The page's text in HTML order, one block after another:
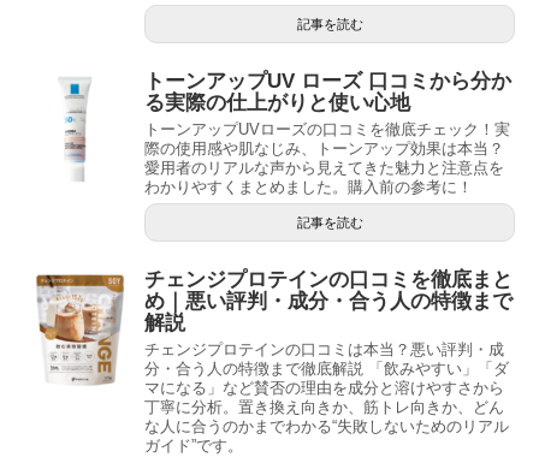
記事を読む
トーンアップUV ローズ 口コミから分か
る実際の仕上がりと使い心地
トーンアップUVローズの口コミを徹底チェック！実
際の使用感や肌なじみ、トーンアップ効果は本当？
愛用者のリアルな声から見えてきた魅力と注意点を
わかりやすくまとめました。購入前の参考に！
記事を読む
チェンジプロテインの口コミを徹底まと
め｜悪い評判・成分・合う人の特徴まで
解説
チェンジプロテインの口コミは本当？悪い評判・成
分・合う人の特徴まで徹底解説 「飲みやすい」「ダ
マになる」など賛否の理由を成分と溶けやすさから
丁寧に分析。置き換え向きか、筋トレ向きか、どん
な人に合うのかまでわかる“失敗しないためのリアル
ガイド”です。